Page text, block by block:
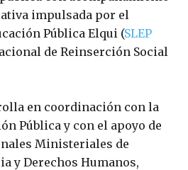
impulsada por el
Pública Elqui (SLEP
de Reinserción Social
en coordinación con la
Pública y con el apoyo de
Ministeriales de
y Derechos Humanos,